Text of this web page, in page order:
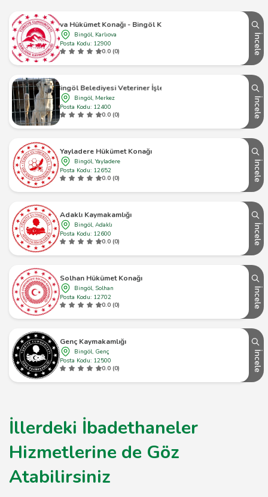
Karlıova Hükümet Konağı - Bingöl Karlıova - 1
Bingöl, Karlıova
Posta Kodu: 12900
0.0 (0)
İncele
Bingöl Belediyesi Veteriner İşleri
Bingöl, Merkez
Posta Kodu: 12400
0.0 (0)
İncele
Yayladere Hükümet Konağı
Bingöl, Yayladere
Posta Kodu: 12652
0.0 (0)
İncele
Adaklı Kaymakamlığı
Bingöl, Adaklı
Posta Kodu: 12600
0.0 (0)
İncele
Solhan Hükümet Konağı
Bingöl, Solhan
Posta Kodu: 12702
0.0 (0)
İncele
Genç Kaymakamlığı
Bingöl, Genç
Posta Kodu: 12500
0.0 (0)
İncele
İllerdeki İbadethaneler
Hizmetlerine de Göz
Atabilirsiniz